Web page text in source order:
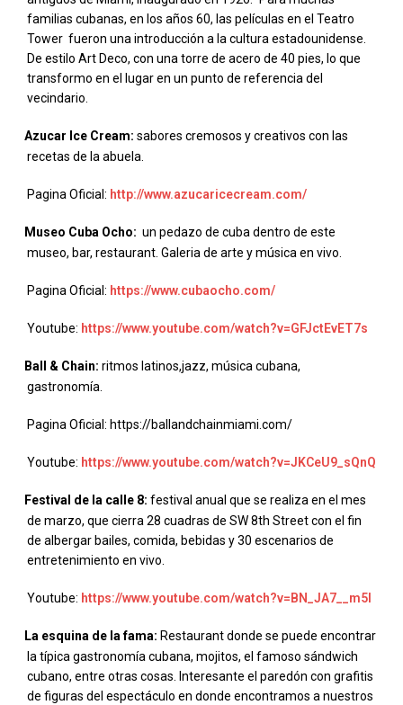
familias cubanas, en los años 60, las películas en el Teatro
Tower fueron una introducción a la cultura estadounidense.
De estilo Art Deco, con una torre de acero de 40 pies, lo que
transformo en el lugar en un punto de referencia del
vecindario.
Azucar Ice Cream: sabores cremosos y creativos con las
recetas de la abuela.
Pagina Oficial: http://www.azucaricecream.com/
Museo Cuba Ocho: un pedazo de cuba dentro de este
museo, bar, restaurant. Galeria de arte y música en vivo.
Pagina Oficial: https://www.cubaocho.com/
Youtube: https://www.youtube.com/watch?v=GFJctEvET7s
Ball & Chain: ritmos latinos,jazz, música cubana,
gastronomía.
Pagina Oficial: https://ballandchainmiami.com/
Youtube: https://www.youtube.com/watch?v=JKCeU9_sQnQ
Festival de la calle 8: festival anual que se realiza en el mes
de marzo, que cierra 28 cuadras de SW 8th Street con el fin
de albergar bailes, comida, bebidas y 30 escenarios de
entretenimiento en vivo.
Youtube: https://www.youtube.com/watch?v=BN_JA7__m5I
La esquina de la fama: Restaurant donde se puede encontrar
la típica gastronomía cubana, mojitos, el famoso sándwich
cubano, entre otras cosas. Interesante el paredón con grafitis
de figuras del espectáculo en donde encontramos a nuestros